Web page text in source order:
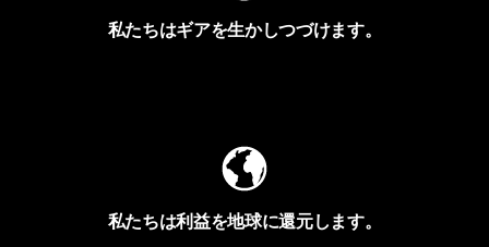
私たちはギアを生かしつづけます。
私たちは利益を地球に還元します。